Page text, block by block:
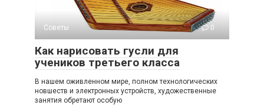
Советы 0
Как нарисовать гусли для
учеников третьего класса
В нашем оживленном мире, полном технологических
новшеств и электронных устройств, художественные
занятия обретают особую